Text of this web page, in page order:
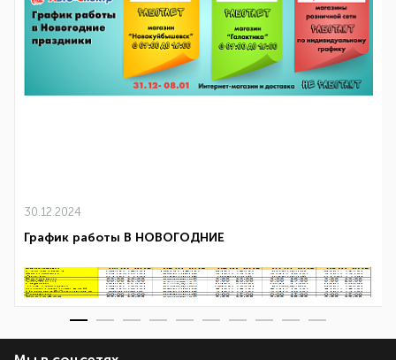
30.12.2024
График работы В НОВОГОДНИЕ